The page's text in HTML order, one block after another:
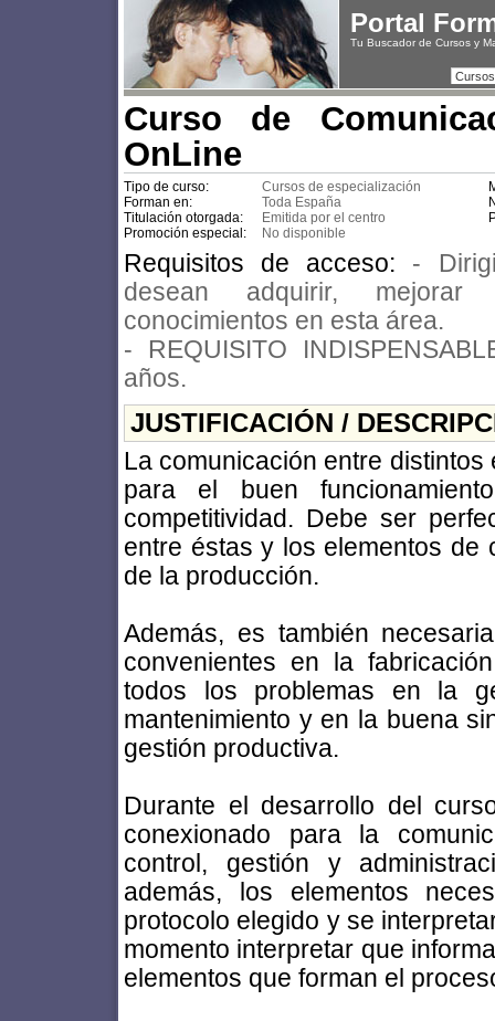
Portal
Tu Buscador de Cursos y
Curso de
OnLine
Tipo de curso: Cursos de especialización
Forman en:
Toda España
Titulación otorgada:
Emitida por el centro
Promoción especial:
No disponible
Requisitos de acceso: -
desean adquirir,
conocimientos en esta área.
- REQUISITO
años.
JUSTIFICACIÓN /
La comunicación entre
para el buen
competitividad. Debe ser
entre éstas y los elementos de
de la producción.
Además, es también
convenientes en la
todos los problemas en la
mantenimiento y en la buena
gestión productiva.
Durante el desarrollo del
conexionado para la
control, gestión y
además, los elementos
protocolo elegido y se
momento interpretar que
elementos que forman el